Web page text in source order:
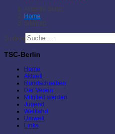
Aktuelle Seite:
Home
Sitemap
Suchen
TSC-Berlin
Home
Aktuell
Rundschreiben
Der Verein
Mitglied werden
Jugend
Wettfahrt
Umwelt
Links